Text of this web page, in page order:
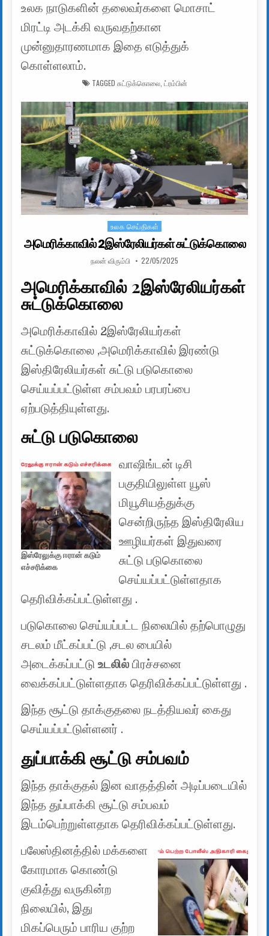
உலக நாடுகளின் தலைவர்களை மொசாட்
மிரட்டி அடக்கி வருவதற்கான
முன்னுதாரணமாக இதை எடுத்துக்
கொள்ளலாம்.
TAGGED சுட்டுக்கொலை, ட்ரம்பின்
Posted in
உலக செய்திகள்
அமெரிக்காவில் 2இஸ்ரேலியர்கள் சுட்டுக்கொலை
AUTHOR:
நலன் விரும்பி PUBLISHED DATE:
22/05/2025
அமெரிக்காவில் 2இஸ்ரேலியர்கள்
சுட்டுக்கொலை
அமெரிக்காவில் 2இஸ்ரேலியர்கள்
சுட்டுக்கொலை ,அமெரிக்காவில் இரண்டு
இஸ்திரேலியர்கள் சுட்டு படுகொலை
செய்யப்பட்டுள்ள சம்பவம் பரபரப்பை
ஏற்படுத்தியுள்ளது.
சுட்டு படுகொலை
இஸ்ரேலுக்கு ஈரான் கடும்
எச்சரிக்கை
வாஷிங்டன் டிசி
பகுதியிலுள்ள யூஸ்
மியூசியத்துக்கு
சென்றிருந்த இஸ்திரேலிய
ஊழியர்கள் இதுவரை
சுட்டு படுகொலை
செய்யப்பட்டுள்ளதாக
தெரிவிக்கப்பட்டுள்ளது .
படுகொலை செய்யப்பட்ட நிலையில் தற்பொழுது
சடலம் மீட்கப்பட்டு ,சடல பையில்
அடைக்கப்பட்டுஉடலில்பிரச்சனை
வைக்கப்பட்டுள்ளதாக தெரிவிக்கப்பட்டுள்ளது .
இந்த சூட்டு தாக்குதலை நடத்தியவர் கைது
செய்யப்பட்டுள்ளனர் .
துப்பாக்கி சூட்டு சம்பவம்
இந்த தாக்குதல் இன வாதத்தின் அடிப்படையில்
இந்த துப்பாக்கி சூட்டு சம்பவம்
இடம்பெற்றுள்ளதாக தெரிவிக்கப்பட்டுள்ளது.
பலேஸ்தினத்தில் மக்களை
கோரமாக கொண்டு
குவித்து வருகின்ற
நிலையில், இது
மிகப்பெரும் பாரிய குற்ற